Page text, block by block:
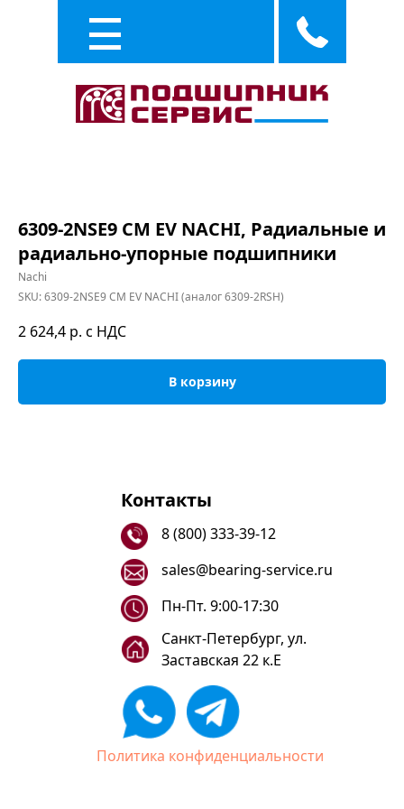
6309-2NSE9 CM EV NACHI, Радиальные и
радиально-упорные подшипники
Nachi
SKU:6309-2NSE9 CM EV NACHI (аналог 6309-2RSH)
2 624,4 р. с НДС
В корзину
Контакты
8 (800) 333-39-12
sales@bearing-service.ru
Санкт-Петербург, ул.
Заставская 22 к.Е
Пн-Пт. 9:00-17:30
Политика конфиденциальности